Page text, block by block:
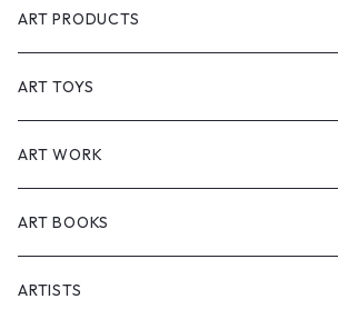
Cyberpunk 2077 & Edgerunners
Creasidence
Starforged
Meguri
Shirt
Vest
Polo shirt
Hoodies
Workwear
Short pants
Hat
Accessories
Bag
Socks
ART PRODUCTS
Interior
Lifestyle
Postcards
ART TOYS
Sofvi
Figure
ART WORK
Painting
Prints
ART BOOKS
ARTISTS